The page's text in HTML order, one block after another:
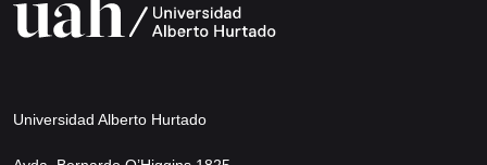
Universidad Alberto Hurtado